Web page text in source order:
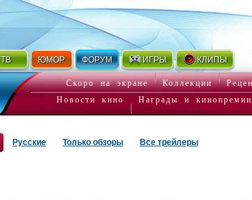
ТВ ЮМОР ФОРУМ ИГРЫ КЛИПЫ
Скоро на экране Коллекции
Новости кино
Награды и кинопремии
Русские Только обзоры Все трейлеры